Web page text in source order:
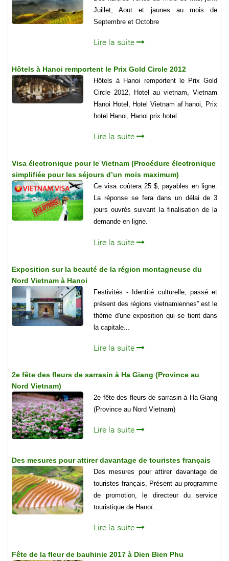
Juillet, Aout et jaunes au mois de
Septembre et Octobre
Lire la suite
Hôtels à Hanoi remportent le Prix Gold Circle 2012
Hôtels à Hanoi remportent le Prix Gold
Circle 2012, Hotel au vietnam, Vietnam
Hanoi Hotel, Hotel Vietnam af hanoi, Prix
hotel Hanoi, Hanoi prix hotel
Lire la suite
Visa électronique pour le Vietnam (Procédure électronique
simplifiée pour les séjours d’un mois maximum)
Ce visa coûtera 25 $, payables en ligne.
La réponse se fera dans un délai de 3
jours ouvrés suivant la finalisation de la
demande en ligne.
Lire la suite
Exposition sur la beauté de la région montagneuse du
Nord Vietnam à Hanoi
Festivités - Identité culturelle, passé et
présent des régions vietnamiennes” est le
thème d'une exposition qui se tient dans
la capitale...
Lire la suite
2e fête des fleurs de sarrasin à Ha Giang (Province au
Nord Vietnam)
2e fête des fleurs de sarrasin à Ha Giang
(Province au Nord Vietnam)
Lire la suite
Des mesures pour attirer davantage de touristes français
Des mesures pour attirer davantage de
touristes français, Présent au programme
de promotion, le directeur du service
touristique de Hanoï...
Lire la suite
Fête de la fleur de bauhinie 2017 à Dien Bien Phu